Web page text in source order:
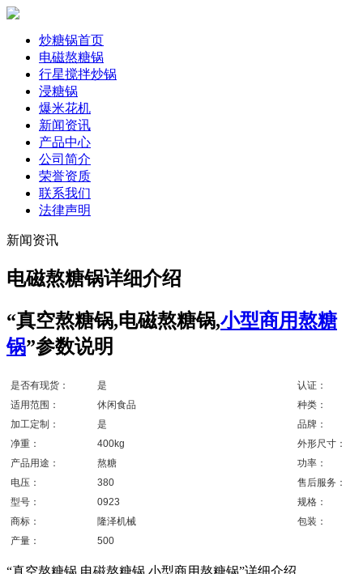
炒糖锅首页
电磁熬糖锅
行星搅拌炒锅
浸糖锅
爆米花机
新闻资讯
产品中心
公司简介
荣誉资质
联系我们
法律声明
新闻资讯
电磁熬糖锅详细介绍
“真空熬糖锅,电磁熬糖锅,小型商用熬糖
锅”参数说明
是否有现货： 是
认证：
适用范围：
休闲食品
种类：
加工定制：
是
品牌：
净重：
400kg
外形尺寸：
产品用途：
熬糖
功率：
电压：
380
售后服务：
型号：
0923
规格：
商标：
隆泽机械
包装：
产量：
500
“真空熬糖锅,电磁熬糖锅,小型商用熬糖锅”详细介绍